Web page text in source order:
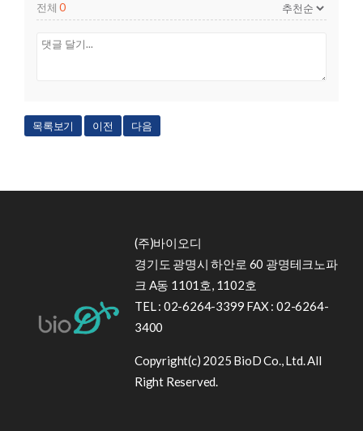
전체0
목록보기 이전 다음
(주)바이오디
경기도 광명시 하안로 60 광명테크노파
크 A동 1101호, 1102호
TEL : 02-6264-3399 FAX : 02-6264-
3400
Copyright(c) 2025 BioD Co., Ltd. All
Right Reserved.